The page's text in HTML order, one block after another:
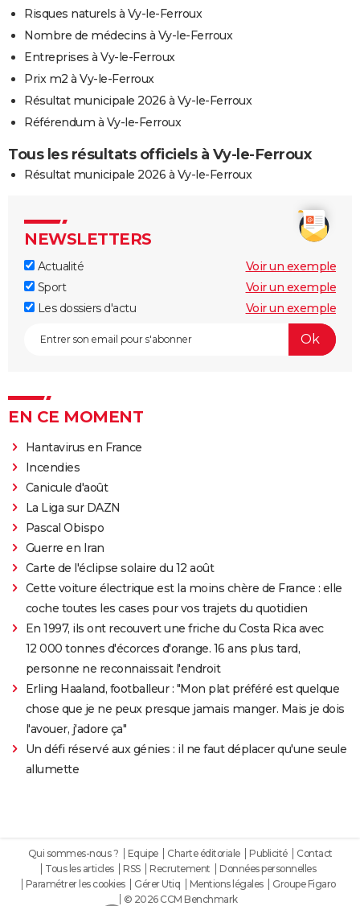
Risques naturels à Vy-le-Ferroux
Nombre de médecins à Vy-le-Ferroux
Entreprises à Vy-le-Ferroux
Prix m2 à Vy-le-Ferroux
Résultat municipale 2026 à Vy-le-Ferroux
Référendum à Vy-le-Ferroux
Tous les résultats officiels à Vy-le-Ferroux
Résultat municipale 2026 à Vy-le-Ferroux
NEWSLETTERS
Actualité
Voir un exemple
Sport
Voir un exemple
Les dossiers d'actu
Voir un exemple
EN CE MOMENT
Hantavirus en France
Incendies
Canicule d'août
La Liga sur DAZN
Pascal Obispo
Guerre en Iran
Carte de l'éclipse solaire du 12 août
Cette voiture électrique est la moins chère de France : elle
coche toutes les cases pour vos trajets du quotidien
En 1997, ils ont recouvert une friche du Costa Rica avec
12 000 tonnes d'écorces d'orange. 16 ans plus tard,
personne ne reconnaissait l'endroit
Erling Haaland, footballeur : "Mon plat préféré est quelque
chose que je ne peux presque jamais manger. Mais je dois
l'avouer, j'adore ça"
Un défi réservé aux génies : il ne faut déplacer qu'une seule
allumette
Qui sommes-nous ? Equipe Charte éditoriale Publicité
Contact
Tous les articles
RSS Recrutement
Données personnelles
Paramétrer les cookies
Gérer Utiq Mentions légales
Groupe Figaro
© 2026 CCM Benchmark